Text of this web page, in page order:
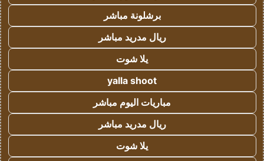
برشلونة مباشر
ريال مدريد مباشر
يلا شوت
yalla shoot
مباريات اليوم مباشر
ريال مدريد مباشر
يلا شوت